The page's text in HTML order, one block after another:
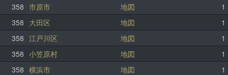
358 市原市 地図
1
358 大田区 地図
1
358 江戸川区 地図
1
358 小笠原村 地図
1
358 横浜市 地図
1